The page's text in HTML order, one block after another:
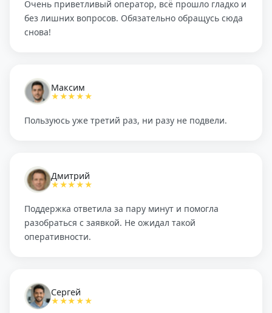
Очень приветливый оператор, всё прошло гладко и
без лишних вопросов. Обязательно обращусь сюда
снова!
Максим
★★★★★
Пользуюсь уже третий раз, ни разу не подвели.
Дмитрий
★★★★★
Поддержка ответила за пару минут и помогла
разобраться с заявкой. Не ожидал такой
оперативности.
Сергей
★★★★★